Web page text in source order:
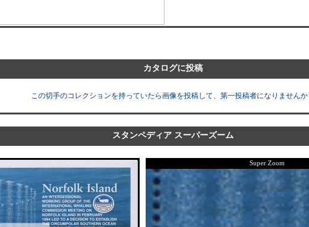
カタログに投稿
この切手のコレクションを持っていたら画像を投稿して、第一投稿者になりません
スタンペディア スーパーズーム